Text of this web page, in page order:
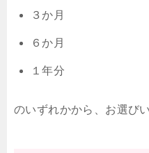
３か月
６か月
１年分
のいずれかから、お選び